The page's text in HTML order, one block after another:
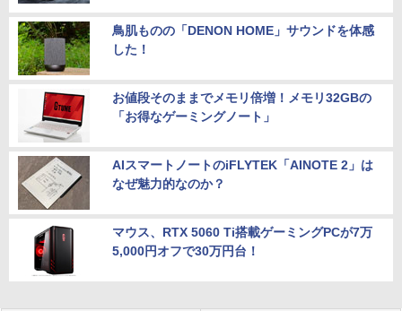
鳥肌ものの「DENON HOME」サウンドを体感
した！
お値段そのままでメモリ倍増！メモリ32GBの
「お得なゲーミングノート」
AIスマートノートのiFLYTEK「AINOTE 2」は
なぜ魅力的なのか？
マウス、RTX 5060 Ti搭載ゲーミングPCが7万
5,000円オフで30万円台！